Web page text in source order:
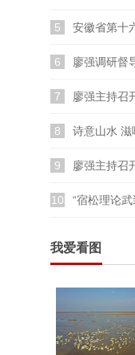
5 安徽省第十
6 廖强调研督
7 廖强主持召
8 诗意山水 滋
9 廖强主持召
10 “宿松理论
我爱看图